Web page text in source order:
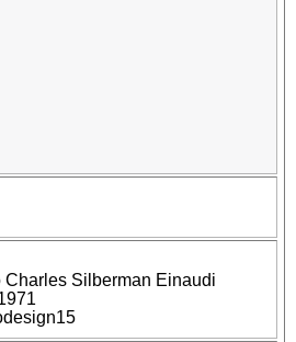
Silberman Einaudi